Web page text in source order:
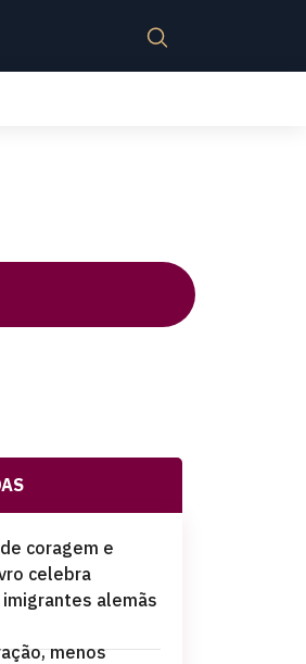
coragem e
celebra
alemãs
menos